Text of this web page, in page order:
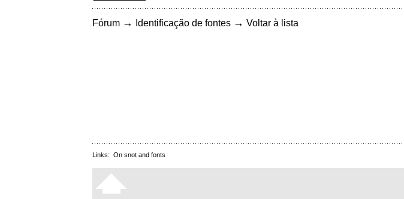
Fórum → Identificação de fontes → Voltar à lista
Links: On snot and fonts